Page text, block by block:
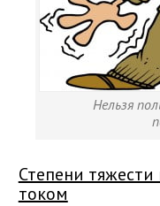
Нельзя
Степени
током